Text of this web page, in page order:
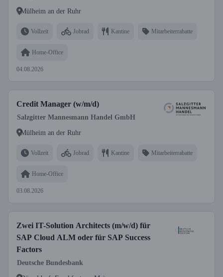
Mülheim an der Ruhr
Vollzeit Jobrad Kantine Mitarbeiterrabatte
Home-Office
04.08.2026
Credit Manager (w/m/d)
Salzgitter Mannesmann Handel GmbH
Mülheim an der Ruhr
Vollzeit Jobrad Kantine Mitarbeiterrabatte
Home-Office
03.08.2026
Zwei IT-Solution Architects (m/w/d) für
SAP Cloud ALM oder für SAP Success
Factors
Deutsche Bundesbank